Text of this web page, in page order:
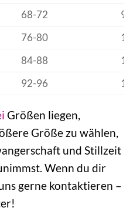
68-72
76-80
84-88
92-96
Größen liegen,
Größe zu wählen,
und Stillzeit
Wenn du dir
gerne kontaktieren –